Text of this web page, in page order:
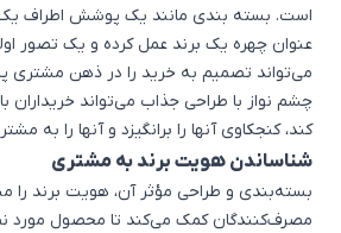
است. بسته بندی مانند یک پوشش اطراف
عنوان چهره یک برند عمل کرده و یک تصور
می‌تواند تصمیم به خرید را در ذهن مشتری
چشم نواز با طراحی جذاب می‌تواند خریداران
کند، کنجکاوی آنها را برانگیزد و آنها را به
شناساندن هویت برند به مشتری
بسته‌بندی و طراحی مؤثر آن، هویت برند
مصرف‌کنندگان کمک می‌کند تا محصول مورد